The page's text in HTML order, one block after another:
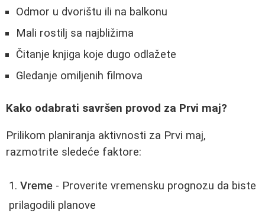
Odmor u dvorištu ili na balkonu
Mali rostilj sa najbližima
Čitanje knjiga koje dugo odlažete
Gledanje omiljenih filmova
Kako odabrati savršen provod za Prvi maj?
Prilikom planiranja aktivnosti za Prvi maj,
razmotrite sledeće faktore:
Vreme - Proverite vremensku prognozu da biste
prilagodili planove